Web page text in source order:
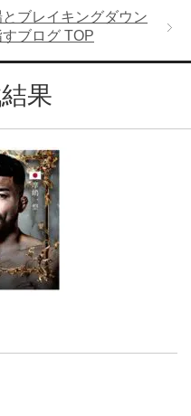
ブレイキングダウン
ブログ TOP
果